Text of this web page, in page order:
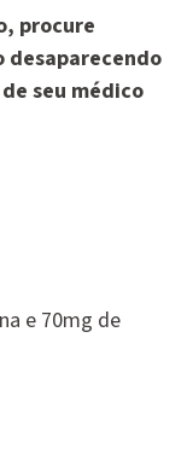
procure
desaparecendo
seu médico
e 70mg de